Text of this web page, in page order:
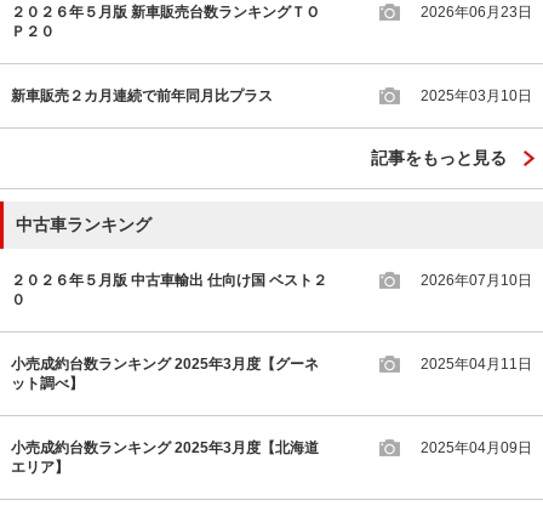
２０２６年５月版 新車販売台数ランキングＴＯ
Ｐ２０
2026年06月23日
新車販売２カ月連続で前年同月比プラス 2025年03月10日
記事をもっと見る
中古車ランキング
２０２６年５月版 中古車輸出 仕向け国 ベスト２
０
2026年07月10日
小売成約台数ランキング 2025年3月度【グーネ
ット調べ】
2025年04月11日
小売成約台数ランキング 2025年3月度【北海道
エリア】
2025年04月09日